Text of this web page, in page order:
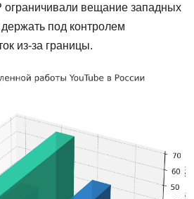
вещание западных
под контролем
из-за границы.